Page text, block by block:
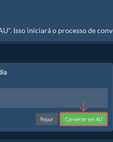
Isso iniciará o processo de